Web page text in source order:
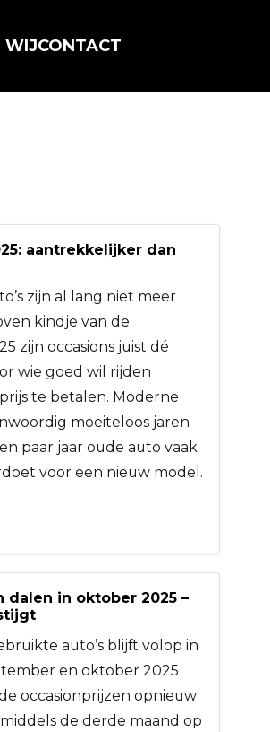
WIJCONTACT
aantrekkelijker dan
zijn al lang niet meer
kindje van de
zijn occasions juist dé
wie goed wil rijden
te betalen. Moderne
moeiteloos jaren
paar jaar oude auto vaak
voor een nieuw model.
dalen in oktober 2025 –
auto’s blijft volop in
en oktober 2025
occasionprijzen opnieuw
de derde maand op